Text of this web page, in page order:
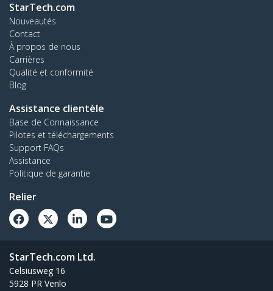
StarTech.com
Nouveautés
Contact
À propos de nous
Carrières
Qualité et conformité
Blog
Assistance clientèle
Base de Connaissance
Pilotes et téléchargements
Support FAQs
Assistance
Politique de garantie
Relier
StarTech.com Ltd.
Celsiusweg 16
5928 PR Venlo